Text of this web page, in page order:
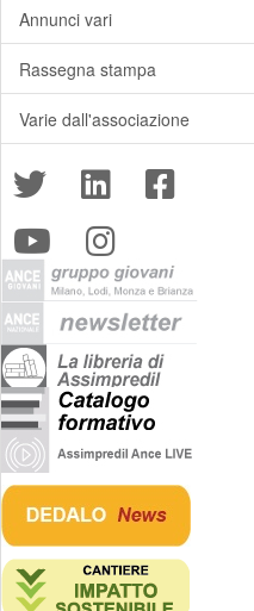
Annunci vari
Rassegna stampa
Varie dall'associazione